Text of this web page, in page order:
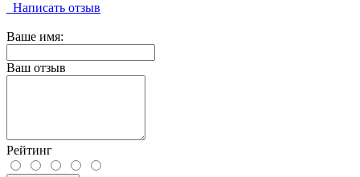
Написать отзыв
Ваше имя:
Ваш отзыв
Рейтинг